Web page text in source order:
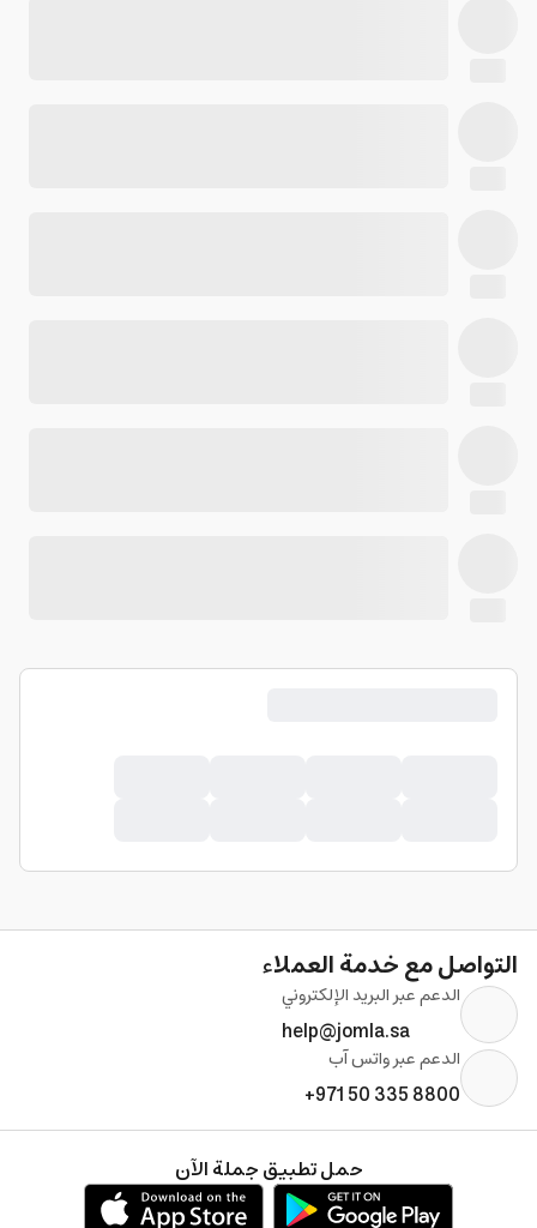
التواصل مع خدمة العملاء
الدعم عبر البريد الإلكتروني
help@jomla.sa
الدعم عبر واتس آب
+971 50 335 8800
حمل تطبيق جملة الآن